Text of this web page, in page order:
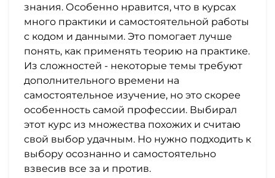
знания. Особенно нравится, что в курсах
много практики и самостоятельной работы
с кодом и данными. Это помогает лучше
понять, как применять теорию на практике.
Из сложностей - некоторые темы требуют
дополнительного времени на
самостоятельное изучение, но это скорее
особенность самой профессии. Выбирал
этот курс из множества похожих и считаю
свой выбор удачным. Но нужно подходить к
выбору осознанно и самостоятельно
взвесив все за и против.